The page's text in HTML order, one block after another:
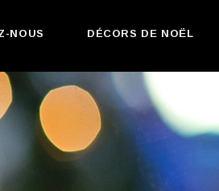
NOUS DÉCORS DE NOËL